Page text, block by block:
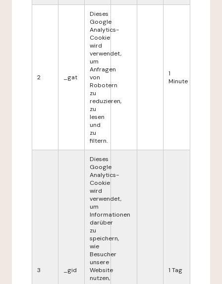
2 _gat
Dieses
Google
Analytics-
Cookie
wird
verwendet,
um
Anfragen
von
Robotern
zu
reduzieren,
zu
lesen
und
zu
filtern.
1
Minute
3 _gid
Dieses
Google
Analytics-
Cookie
wird
verwendet,
um
Informationen
darüber
zu
speichern,
wie
Besucher
unsere
Website
nutzen,
1 Tag